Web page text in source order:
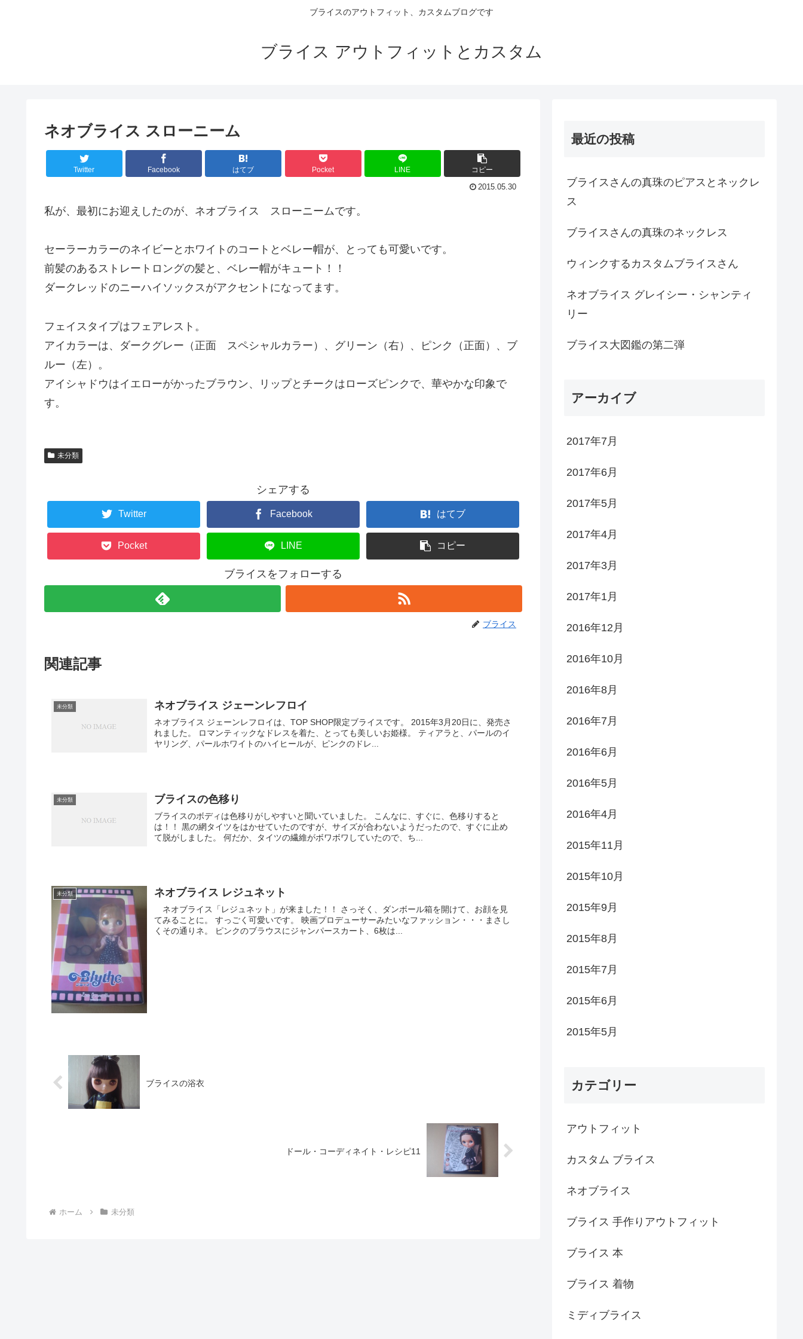
ブライスのアウトフィット、カスタムブログです
ブライス アウトフィットとカスタム
ネオブライス スローニーム
Twitter Facebook はてブ Pocket LINE コピー
2015.05.30
私が、最初にお迎えしたのが、ネオブライス スローニームです。
セーラーカラーのネイビーとホワイトのコートとベレー帽が、とっても可愛いです。
前髪のあるストレートロングの髪と、ベレー帽がキュート！！
ダークレッドのニーハイソックスがアクセントになってます。
フェイスタイプはフェアレスト。
アイカラーは、ダークグレー（正面 スペシャルカラー）、グリーン（右）、ピンク（正面）、ブ
ルー（左）。
アイシャドウはイエローがかったブラウン、リップとチークはローズピンクで、華やかな印象で
す。
未分類
シェアする
Twitter Facebook はてブ
Pocket LINE コピー
ブライスをフォローする
ブライス
関連記事
未分類 ネオブライス ジェーンレフロイ
ネオブライス ジェーンレフロイは、TOP SHOP限定ブライスです。 2015年3月20日に、発売さ
れました。 ロマンティックなドレスを着た、とっても美しいお姫様。 ティアラと、パールのイ
ヤリング、パールホワイトのハイヒールが、ピンクのドレ...
未分類 ブライスの色移り
ブライスのボディは色移りがしやすいと聞いていました。 こんなに、すぐに、色移りすると
は！！ 黒の網タイツをはかせていたのですが、サイズが合わないようだったので、すぐに止め
て脱がしました。 何だか、タイツの繊維がボワボワしていたので、ち...
未分類 ネオブライス レジュネット
ネオブライス「レジュネット」が来ました！！ さっそく、ダンボール箱を開けて、お顔を見
てみることに。 すっごく可愛いです。 映画プロデューサーみたいなファッション・・・まさし
くその通りネ。 ピンクのブラウスにジャンパースカート、6枚は...
ブライスの浴衣
ドール・コーディネイト・レシピ11
ホーム 未分類
最近の投稿
ブライスさんの真珠のピアスとネックレ
ス
ブライスさんの真珠のネックレス
ウィンクするカスタムブライスさん
ネオブライス グレイシー・シャンティ
リー
ブライス大図鑑の第二弾
アーカイブ
2017年7月
2017年6月
2017年5月
2017年4月
2017年3月
2017年1月
2016年12月
2016年10月
2016年8月
2016年7月
2016年6月
2016年5月
2016年4月
2015年11月
2015年10月
2015年9月
2015年8月
2015年7月
2015年6月
2015年5月
カテゴリー
アウトフィット
カスタム ブライス
ネオブライス
ブライス 手作りアウトフィット
ブライス 本
ブライス 着物
ミディブライス